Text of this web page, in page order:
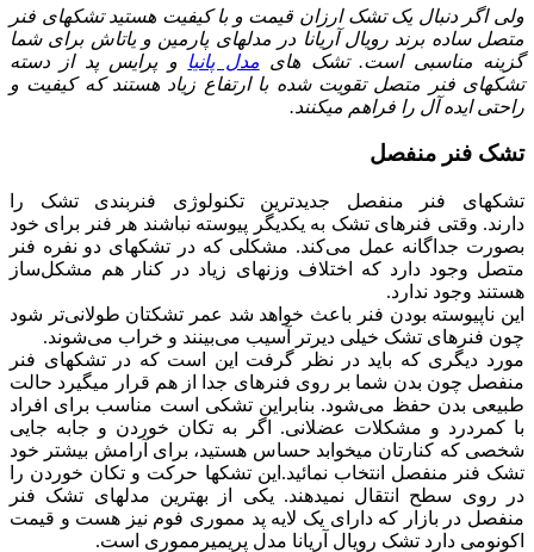
ولی اگر دنبال یک تشک ارزان قیمت و با کیفیت هستید تشکهای فنر
متصل ساده برند رویال آریانا در مدلهای پارمین و یاتاش برای شما
گزینه مناسبی است. تشک های مدل پانیا
و پرایس پد از دسته
تشکهای فنر متصل تقویت شده با ارتفاع زیاد هستند که کیفیت و
راحتی ایده آل را فراهم میکنند.
تشک فنر منفصل
تشکهای فنر منفصل جدیدترین تکنولوژی فنربندی تشک را
دارند. وقتی فنرهای تشک به یکدیگر پیوسته نباشند هر فنر برای خود
بصورت جداگانه عمل می‌کند. مشکلی که در تشکهای دو نفره فنر
متصل وجود دارد که اختلاف وزنهای زیاد در کنار هم مشکل‌ساز
هستند وجود ندارد.
این ناپیوسته بودن فنر باعث خواهد شد عمر تشکتان طولانی‌تر شود
چون فنرهای تشک خیلی دیرتر آسیب می‌بینند و خراب می‌شوند.
مورد دیگری که باید در نظر گرفت این است که در تشکهای فنر
منفصل چون بدن شما بر روی فنرهای جدا از هم قرار میگیرد حالت
طبیعی بدن حفظ می‌شود. بنابراین تشکی است مناسب برای افراد
با کمردرد و مشکلات عضلانی. اگر به تکان خوردن و جابه جایی
شخصی که کنارتان میخوابد حساس هستید، برای آرامش بیشتر خود
تشک فنر منفصل انتخاب نمائید.این تشکها حرکت و تکان خوردن را
در روی سطح انتقال نمیدهند. یکی از بهترین مدلهای تشک فنر
منفصل در بازار که دارای یک لایه پد مموری فوم نیز هست و قیمت
اکونومی دارد تشک رویال آریانا مدل پریمیرمموری است.